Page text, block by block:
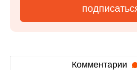
Комментарии